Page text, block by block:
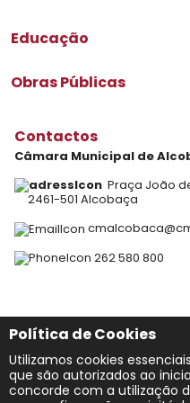
Política de Cookies
Utilizamos cookies
que são autorizados ao
concorde com a utilização
Plantas de Localização
PDM
ARU
BUPi
Educação
Plataforma SIGA
A minha terra
Obras Públicas
Contactos
Câmara Municipal de
Praça João
2461-501 Alcobaça
262 580 800
Redes Sociais